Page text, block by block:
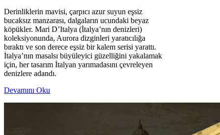
Derinliklerin mavisi, çarpıcı azur suyun eşsiz
bucaksız manzarası, dalgaların ucundaki beyaz
köpükler. Mari D’Italya (İtalya’nın denizleri)
koleksiyonunda, Aurora dizginleri yaratıcılığa
bıraktı ve son derece eşsiz bir kalem serisi yarattı.
İtalya’nın masalsı büyüleyici güzelliğini yakalamak
için, her tasarım İtalyan yarımadasını çevreleyen
denizlere adandı.
Devamını Oku